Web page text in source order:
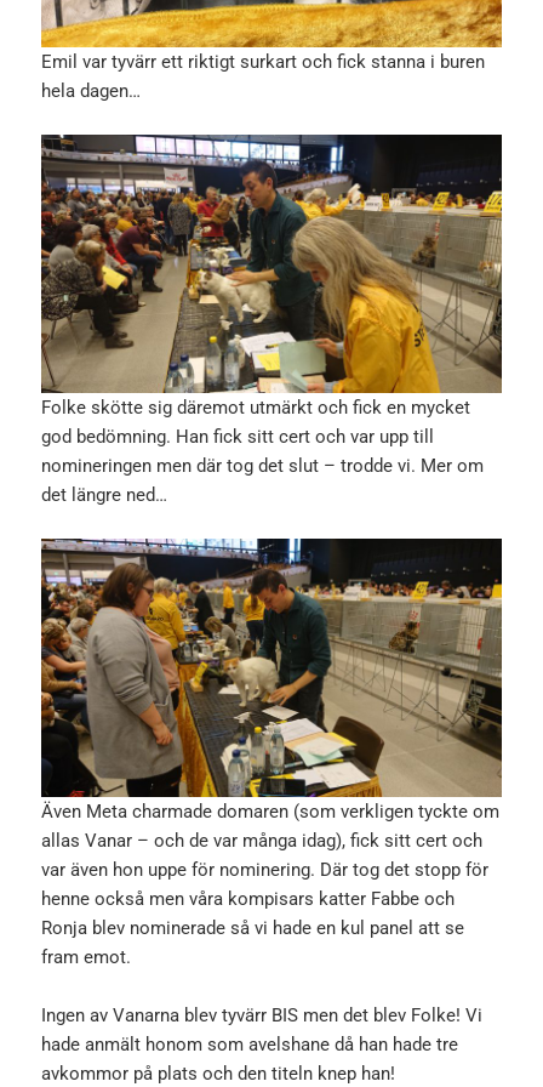
Emil var tyvärr ett riktigt surkart och fick stanna i buren
hela dagen…
Folke skötte sig däremot utmärkt och fick en mycket
god bedömning. Han fick sitt cert och var upp till
nomineringen men där tog det slut – trodde vi. Mer om
det längre ned…
Även Meta charmade domaren (som verkligen tyckte om
allas Vanar – och de var många idag), fick sitt cert och
var även hon uppe för nominering. Där tog det stopp för
henne också men våra kompisars katter Fabbe och
Ronja blev nominerade så vi hade en kul panel att se
fram emot.
Ingen av Vanarna blev tyvärr BIS men det blev Folke! Vi
hade anmält honom som avelshane då han hade tre
avkommor på plats och den titeln knep han!